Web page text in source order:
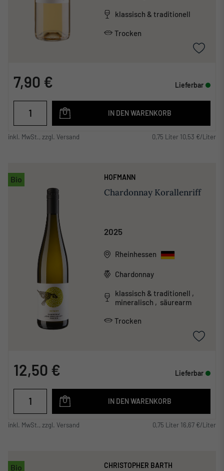
klassisch & traditionell
Trocken
7,90 € Lieferbar
IN DEN WARENKORB
inkl. MwSt., zzgl. Versand 0,75 Liter 10,53 €/Liter
Bio HOFMANN
Chardonnay Korallenriff
2025
Rheinhessen
Chardonnay
klassisch & traditionell ,
mineralisch , säurearm
Trocken
12,50 € Lieferbar
IN DEN WARENKORB
inkl. MwSt., zzgl. Versand 0,75 Liter 16,67 €/Liter
Bio
CHRISTOPHER BARTH